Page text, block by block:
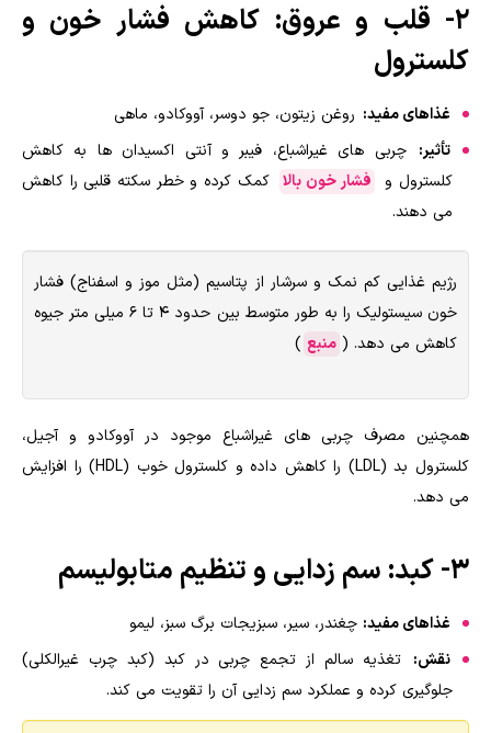
۲- قلب و عروق: کاهش فشار خون و
کلسترول
غذاهای مفید: روغن زیتون، جو دوسر، آووکادو، ماهی
تأثیر: چربی های غیراشباع، فیبر و آنتی اکسیدان ها به کاهش
کلسترول و
فشار خون بالا کمک کرده و خطر سکته قلبی را کاهش
می دهند.
رژیم غذایی کم نمک و سرشار از پتاسیم (مثل موز و اسفناج) فشار
خون سیستولیک را به طور متوسط بین حدود ۴ تا ۶ میلی متر جیوه
کاهش می دهد. ( منبع )
همچنین مصرف چربی های غیراشباع موجود در آووکادو و آجیل،
کلسترول بد (LDL) را کاهش داده و کلسترول خوب (HDL) را افزایش
می دهد.
۳- کبد: سم زدایی و تنظیم متابولیسم
غذاهای مفید: چغندر، سیر، سبزیجات برگ سبز، لیمو
نقش: تغذیه سالم از تجمع چربی در کبد (کبد چرب غیرالکلی)
جلوگیری کرده و عملکرد سم زدایی آن را تقویت می کند.